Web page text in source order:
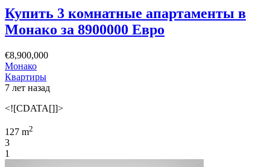
Купить 3 комнатные апартаменты в
Монако за 8900000 Евро
€8,900,000
Монако
Квартиры
7 лет назад
<![CDATA[]]>
127 m2
3
1